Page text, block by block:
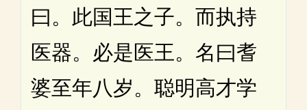
曰。此国王之子。而执持
医器。必是医王。名曰耆
婆至年八岁。聪明高才学